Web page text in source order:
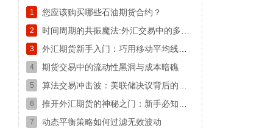
1 您应该购买哪些石油期货合约？
2
3
4 期货交易中的流动性黑洞与成本暗礁
5
6
7 动态平衡策略如何过滤无效波动